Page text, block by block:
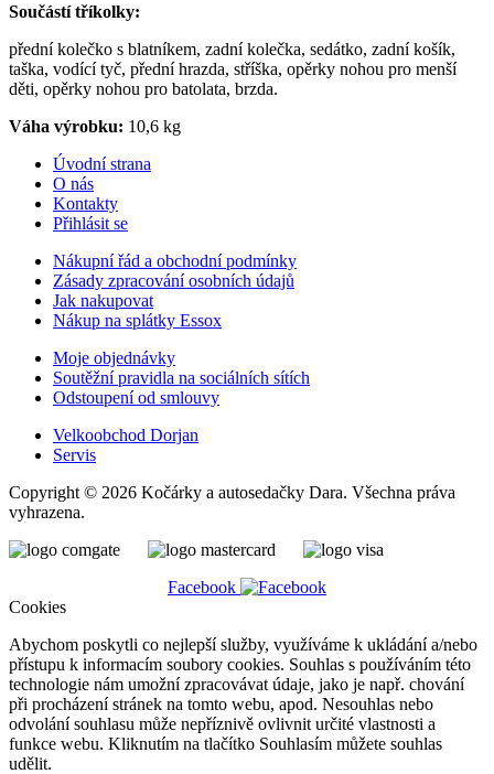
Součástí tříkolky:
přední kolečko s blatníkem, zadní kolečka, sedátko, zadní košík,
taška, vodící tyč, přední hrazda, stříška, opěrky nohou pro menší
děti, opěrky nohou pro batolata, brzda.
Váha výrobku: 10,6 kg
Úvodní strana
O nás
Kontakty
Přihlásit se
Nákupní řád a obchodní podmínky
Zásady zpracování osobních údajů
Jak nakupovat
Nákup na splátky Essox
Moje objednávky
Soutěžní pravidla na sociálních sítích
Odstoupení od smlouvy
Velkoobchod Dorjan
Servis
Copyright © 2026 Kočárky a autosedačky Dara. Všechna práva
vyhrazena.
Facebook
Cookies
Abychom poskytli co nejlepší služby, využíváme k ukládání a/nebo
přístupu k informacím soubory cookies. Souhlas s používáním této
technologie nám umožní zpracovávat údaje, jako je např. chování
při procházení stránek na tomto webu, apod. Nesouhlas nebo
odvolání souhlasu může nepříznivě ovlivnit určité vlastnosti a
funkce webu. Kliknutím na tlačítko Souhlasím můžete souhlas
udělit.